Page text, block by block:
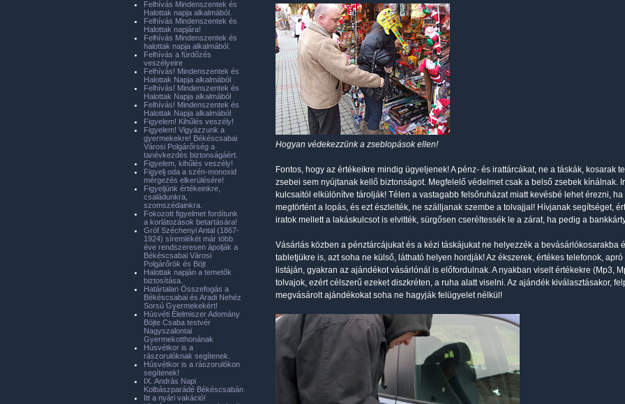
Hogyan védekezzünk a zseblopások ellen!
Fontos, hogy az értékeikre mindig ügyeljenek! A pénz- és irattárcákat, ne a táskák, kosarak
zsebei sem nyújtanak kellő biztonságot. Megfelelő védelmet csak a belső zsebek kínálnak.
kulcsaitól elkülönítve tárolják! Télen a vastagabb felsőruházat miatt kevésbé lehet érezni,
megtörtént a lopás, és ezt észlelték, ne szálljanak szembe a tolvajjal! Hívjanak segítséget,
iratok mellett a lakáskulcsot is elvitték, sürgősen cseréltessék le a zárat, ha pedig a
Vásárlás közben a pénztárcájukat és a kézi táskájukat ne helyezzék a bevásárlókosarakba
tabletjükre is, azt soha ne külső, látható helyen hordják! Az ékszerek, értékes telefonok,
listáján, gyakran az ajándékot vásárlónál is előfordulnak. A nyakban viselt értékekre (Mp3,
tolvajok, ezért célszerű ezeket diszkréten, a ruha alatt viselni. Az ajándék kiválasztásakor,
megvásárolt ajándékokat soha ne hagyják felügyelet nélkül!
Felhívás Mindenszentek és
Halottak napja alkalmából.
Felhívás Mindenszentek és
Halottak napjára!
Felhívás Mindenszentek és
halottak napja alkalmából.
Felhívás a fürdőzés
veszélyeire
Felhívás! Mindenszentek és
Halottak Napja alkalmából
Felhívás! Mindenszentek és
Halottak Napja alkalmából
Felhívás! Mindenszentek és
Halottak Napja alkalmából
Figyelem! Kihűlés veszély!
Figyelem! Vigyázzunk a
gyermekekre! Békéscsabai
Városi Polgárőrség a
tanévkezdés biztonságáért.
Figyelem, kihűlés veszély!
Figyelj oda a szén-monoxid
mérgezés elkerülésére!
Figyeljünk értékeinkre,
családunkra,
szomszédainkra.
Fokozott figyelmet fordítunk
a korlátozások betartására!
Gróf Széchenyi Antal (1867-
1924) síremlékét már több
éve rendszeresen ápolják a
Békéscsabai Városi
Polgárőrök és Böjt
Halottak napján a temetők
biztosítása.
Határtalan Összefogás a
Békéscsabai és Aradi Nehéz
Sorsú Gyermekekért!
Húsvéti Élelmiszer Adomány
Böjte Csaba testvér
Nagyszalontai
Gyermekotthonának
Húsvétkor is a
rászorulóknak segítenek.
Húsvétkor is a rászorulókon
segítenek!
IX. András Napi
Kolbászparádé Békéscsabán
Itt a nyári vakáció!